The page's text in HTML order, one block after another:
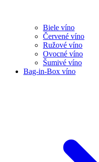
Biele víno
Červené víno
Ružové víno
Ovocné víno
Šumivé víno
Bag-in-Box víno